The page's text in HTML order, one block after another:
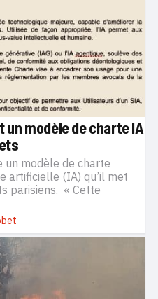
un modèle de charte IA
un modèle de charte
artificielle (IA) qu’il met
parisiens. « Cette